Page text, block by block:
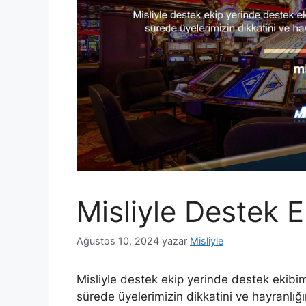
Misliyle Destek
Ağustos 10, 2024 yazar Misliyle
Misliyle destek ekip yerinde destek
sürede üyelerimizin dikkatini ve